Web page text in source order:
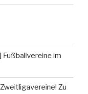
im
Zu